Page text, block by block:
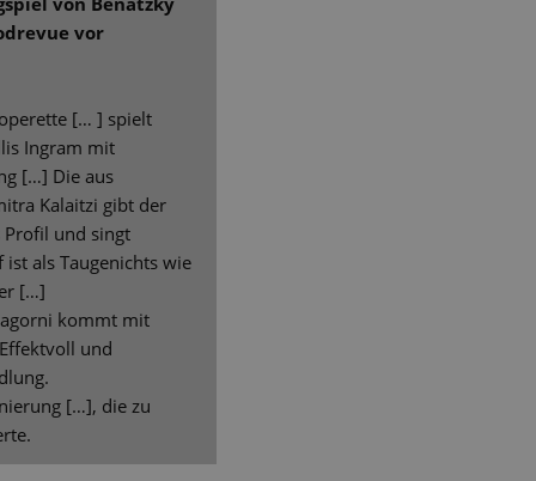
vor
[… ] spielt
Ingram mit
[…] Die aus
Kalaitzi gibt der
Profil und singt
als Taugenichts wie
[…]
kommt mit
und
[…], die zu